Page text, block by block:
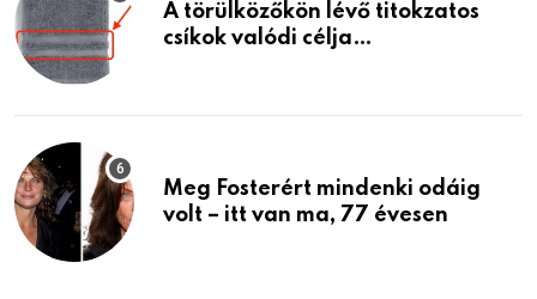
A törülközőkön lévő titokzatos
csíkok valódi célja…
Meg Fosterért mindenki odáig
volt – itt van ma, 77 évesen